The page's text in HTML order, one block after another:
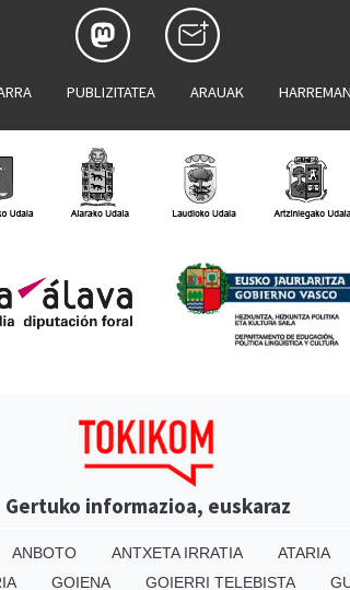
PUBLIZITATEA ARAUAK
Gertuko informazioa, euskaraz
ANBOTO ANTXETA IRRATIA ATARIA
GOIENA GOIERRI TELEBISTA